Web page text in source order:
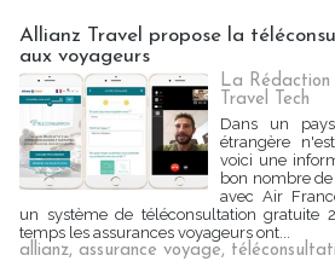
Allianz Travel propose la
aux voyageurs
La Rédaction
Travel Tech
Dans un
étrangère
voici une
bon nombre
avec Air
un système de téléconsultation
temps les assurances voyageurs ont...
allianz, assurance voyage,